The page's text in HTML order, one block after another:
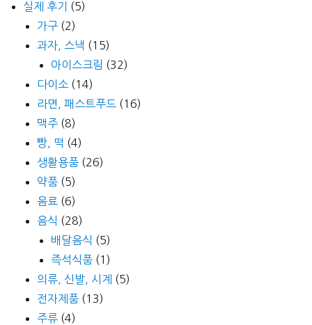
실제 후기
(5)
가구 (2)
과자, 스낵 (15)
아이스크림 (32)
다이소 (14)
라면, 패스트푸드 (16)
맥주 (8)
빵, 떡 (4)
생활용품 (26)
약품 (5)
음료 (6)
음식 (28)
배달음식 (5)
즉석식품 (1)
의류, 신발, 시계
(5)
전자제품 (13)
주류 (4)